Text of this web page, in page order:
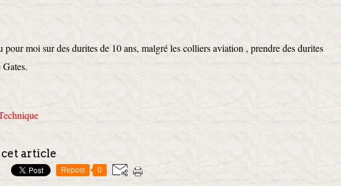
pour moi sur des durites de 10 ans, malgré les colliers aviation , prendre des durites
article
Repost 0